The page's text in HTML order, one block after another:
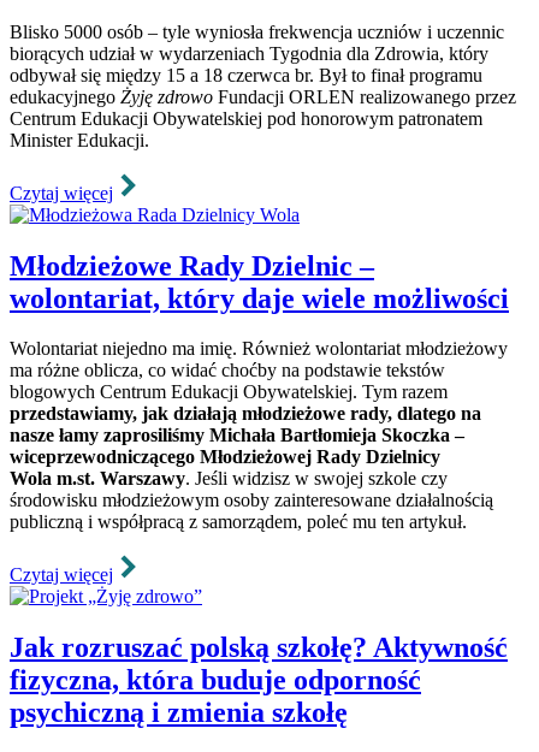
Blisko 5000 osób – tyle wyniosła frekwencja uczniów i uczennic
biorących udział w wydarzeniach Tygodnia dla Zdrowia, który
odbywał się między 15 a 18 czerwca br. Był to finał programu
edukacyjnego Żyję zdrowo Fundacji ORLEN realizowanego przez
Centrum Edukacji Obywatelskiej pod honorowym patronatem
Minister Edukacji.
Czytaj więcej
Młodzieżowe Rady Dzielnic –
wolontariat, który daje wiele możliwości
Wolontariat niejedno ma imię. Również wolontariat młodzieżowy
ma różne oblicza, co widać choćby na podstawie tekstów
blogowych Centrum Edukacji Obywatelskiej. Tym razem
przedstawiamy, jak działają młodzieżowe rady, dlatego na
nasze łamy zaprosiliśmy Michała Bartłomieja Skoczka –
wiceprzewodniczącego Młodzieżowej Rady Dzielnicy
Wola m.st. Warszawy. Jeśli widzisz w swojej szkole czy
środowisku młodzieżowym osoby zainteresowane działalnością
publiczną i współpracą z samorządem, poleć mu ten artykuł.
Czytaj więcej
Jak rozruszać polską szkołę? Aktywność
fizyczna, która buduje odporność
psychiczną i zmienia szkołę